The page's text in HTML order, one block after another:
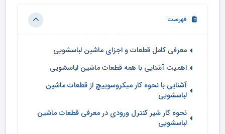
فهرست
معرفی کامل قطعات و اجزای ماشین لباسشویی
اهمیت آشنایی با همه قطعات ماشین لباسشویی
آشنایی با نحوه کار میکروسوییچ از قطعات ماشین
لباسشویی
نحوه کار شیر کنترل ورودی در معرفی قطعات ماشین
لباسشویی